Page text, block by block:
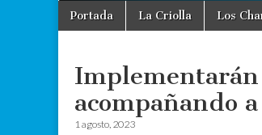
Main
menu
Skip
Portada La Criolla Los
acompañando
1 agosto, 2023